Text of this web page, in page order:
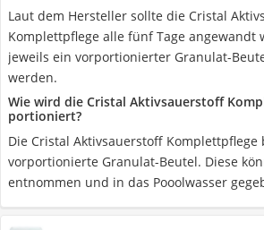
Laut dem Hersteller sollte die Cristal
Komplettpflege alle fünf Tage angewandt
jeweils ein vorportionierter Granulat-
werden.
Wie wird die Cristal Aktivsauerstoff
portioniert?
Die Cristal Aktivsauerstoff
vorportionierte Granulat-Beutel. Diese
entnommen und in das Pooolwasser